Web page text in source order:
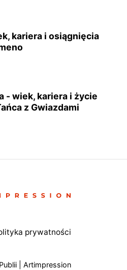
kariera i osiągnięcia
- wiek, kariera i życie
z Gwiazdami
prywatności
| Artimpression